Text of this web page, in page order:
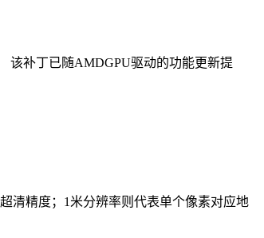
该补丁已随AMDGPU驱动的功能更新提
清精度；1米分辨率则代表单个像素对应地